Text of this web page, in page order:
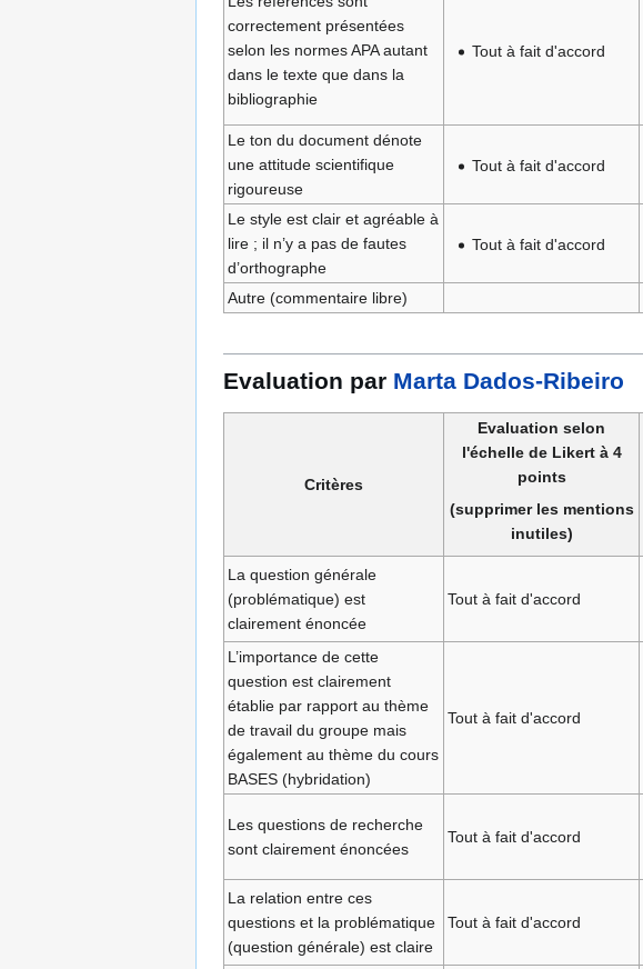
correctement présentées
selon les normes APA autant
dans le texte que dans la
bibliographie
Tout à fait d'accord
Le ton du document dénote
une attitude scientifique
rigoureuse
Tout à fait d'accord
Le style est clair et agréable à
lire ; il n’y a pas de fautes
d’orthographe
Tout à fait d'accord
Autre (commentaire libre)
Evaluation par Marta Dados-Ribeiro
Critères
Evaluation selon
l'échelle de Likert à 4
points
(supprimer les mentions
inutiles)
La question générale
(problématique) est
clairement énoncée
Tout à fait d'accord
L’importance de cette
question est clairement
établie par rapport au thème
de travail du groupe mais
également au thème du cours
BASES (hybridation)
Tout à fait d'accord
Les questions de recherche
sont clairement énoncées
Tout à fait d'accord
La relation entre ces
questions et la problématique
(question générale) est claire
Tout à fait d'accord